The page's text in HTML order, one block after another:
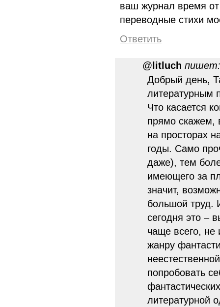
ваш журнал время
переводные стихи
Ответить
@ litluch пишет:
Добрый день,
литературным
Что касается
прямо скажем,
на просторах
годы. Само
даже), тем
имеющего за
значит,
большой труд.
сегодня это –
чаще всего, не
жанру
попробовать
литературной